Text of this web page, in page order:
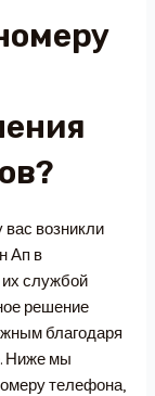
возникли
Ап в
их службой
решение
благодаря
Ниже мы
телефона,